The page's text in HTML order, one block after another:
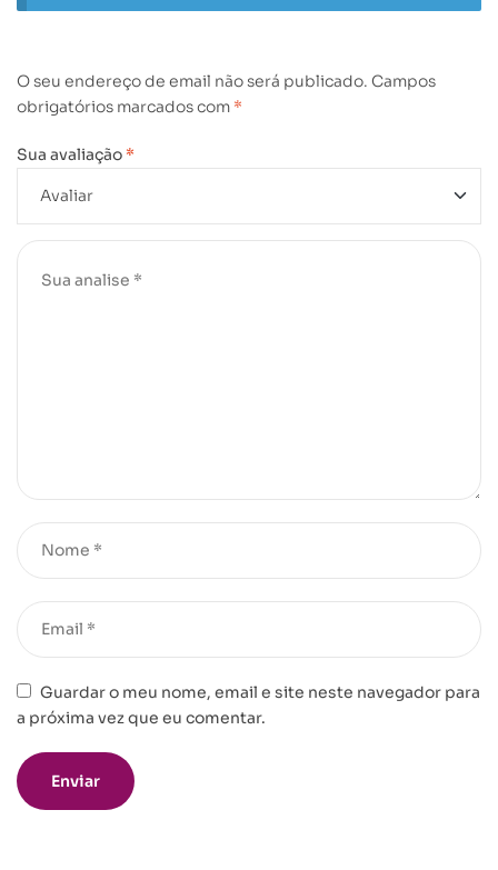
O seu endereço de email não será publicado. Campos
obrigatórios marcados com *
Sua avaliação *
Guardar o meu nome, email e site neste navegador para
a próxima vez que eu comentar.